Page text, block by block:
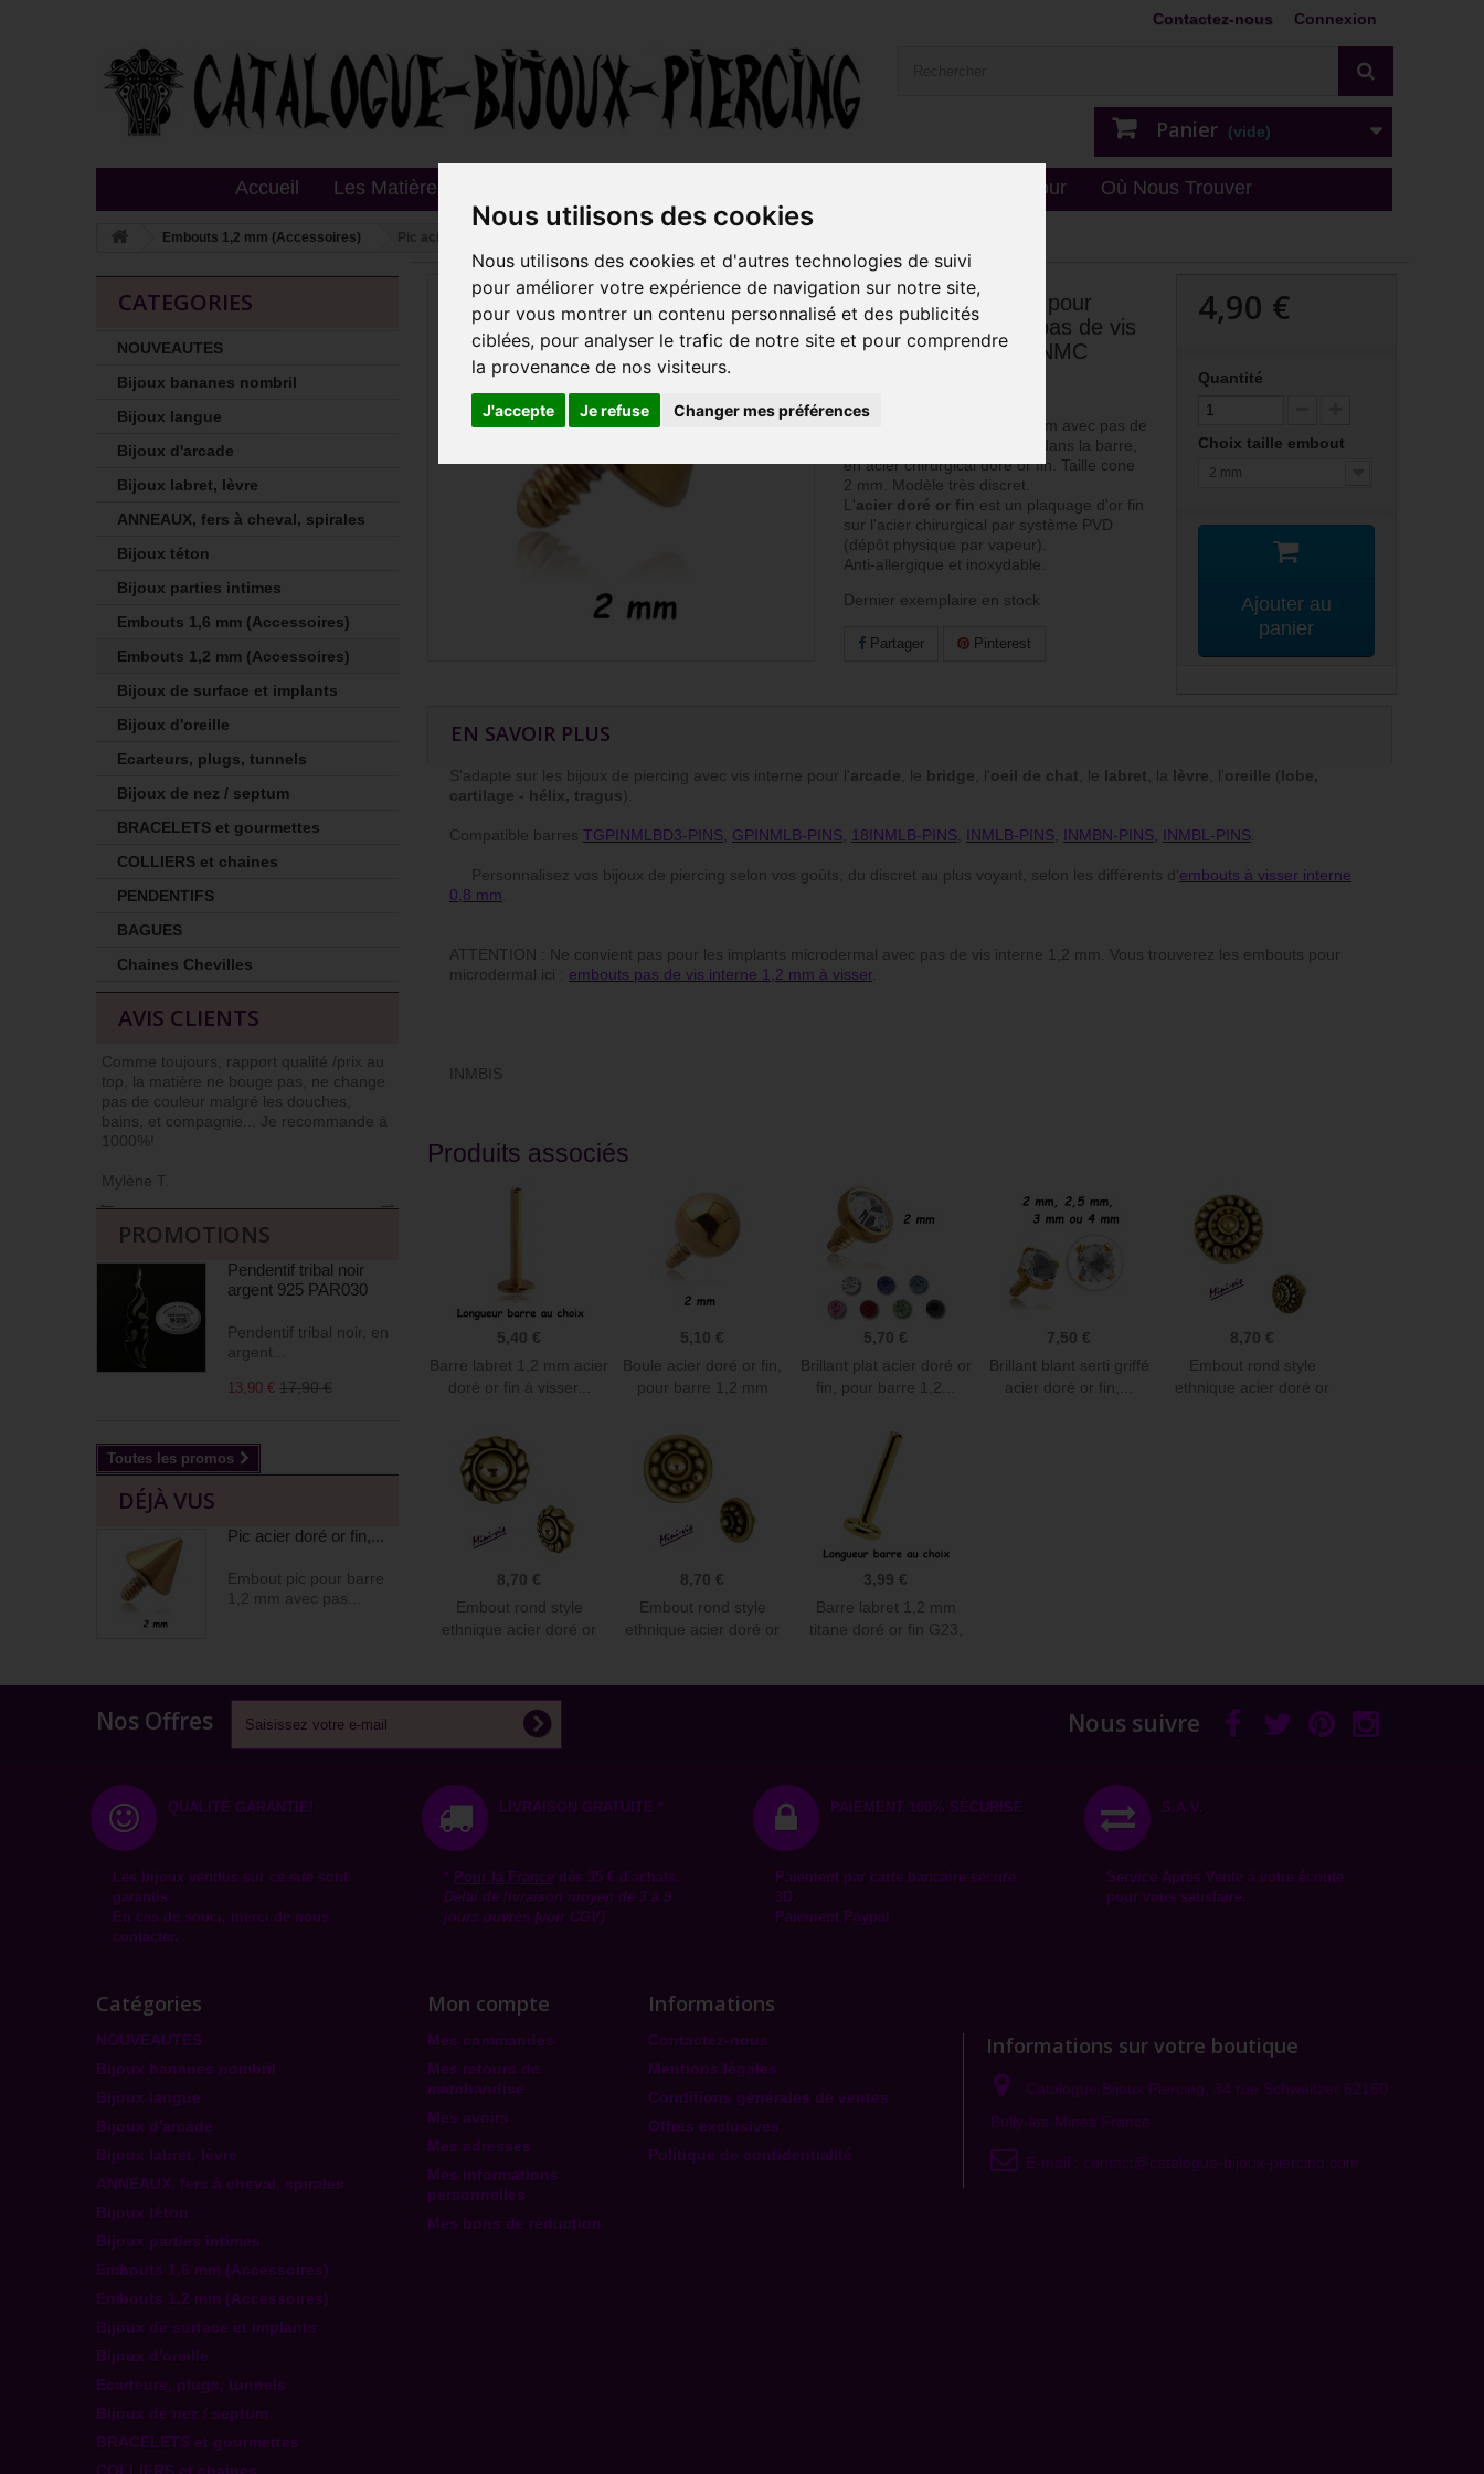
Nous utilisons des cookies
Nous utilisons des cookies et d'autres technologies de suivi
pour améliorer votre expérience de navigation sur notre site,
pour vous montrer un contenu personnalisé et des publicités
ciblées, pour analyser le trafic de notre site et pour comprendre
la provenance de nos visiteurs.
J'accepte Je refuse Changer mes préférences
Connexion
Contactez-nous
Panier (vide)
Accueil Les Matières Livraison - retour Où Nous Trouver
Embouts 1,2 mm (Accessoires) Pic acier doré or fin, pour barre 1,2 mm avec pas de vis interne 0,8 mm GPINMC
CATEGORIES
NOUVEAUTES
Bijoux bananes nombril
Bijoux langue
Bijoux d'arcade
Bijoux labret, lèvre
ANNEAUX, fers à cheval, spirales
Bijoux téton
Bijoux parties intimes
Embouts 1,6 mm (Accessoires)
Embouts 1,2 mm (Accessoires)
Bijoux de surface et implants
Bijoux d'oreille
Ecarteurs, plugs, tunnels
Bijoux de nez / septum
BRACELETS et gourmettes
COLLIERS et chaines
PENDENTIFS
BAGUES
Chaines Chevilles
AVIS CLIENTS
Comme toujours, rapport qualité /prix au
top, la matière ne bouge pas, ne change
pas de couleur malgré les douches,
bains, et compagnie... Je recommande à
1000%!
Mylène T.
car niveau qualité prix c’est au top !
(j’apprécie !)
→
←
PROMOTIONS
Pendentif tribal noir
argent 925 PAR030
Pendentif tribal noir, en
argent...
13,90 € 17,90 €
Toutes les promos
DÉJÀ VUS
Pic acier doré or fin,...
Embout pic pour barre
1,2 mm avec pas...
Pic acier doré or fin, pour
barre 1,2 mm avec pas de vis
interne 0,8 mm GPINMC
Embout pic pour barre 1,2 mm avec pas de
vis interne 0,8 mm, à visser dans la barre,
en acier chirurgical doré or fin. Taille cone
2 mm. Modèle très discret.
L'acier doré or fin est un plaquage d'or fin
sur l'acier chirurgical par système PVD
(dépôt physique par vapeur).
Anti-allergique et inoxydable.
Dernier exemplaire en stock
Partager Pinterest
4,90 €
Quantité
Choix taille embout
2 mm
Ajouter au
panier
EN SAVOIR PLUS
S'adapte sur les bijoux de piercing avec vis interne pour l'arcade , le bridge , l'oeil de chat , le labret , la lèvre , l'oreille (lobe,
cartilage - hélix, tragus).
Compatible barres TGPINMLBD3-PINS GPINMLB-PINS 18INMLB-PINS INMLB-PINS INMBN-PINS INMBL-PINS
Personnalisez vos bijoux de piercing selon vos goûts, du discret au plus voyant, selon les différents d'embouts à visser interne
0,8 mm
ATTENTION : Ne convient pas pour les implants microdermal avec pas de vis interne 1,2 mm. Vous trouverez les embouts pour
microdermal ici : embouts pas de vis interne 1,2 mm à visser
INMBIS
Produits associés
5,40 €
Barre labret 1,2 mm acier
doré or fin à visser...
5,10 €
Boule acier doré or fin,
pour barre 1,2 mm
5,70 €
Brillant plat acier doré or
fin, pour barre 1,2...
7,50 €
Brillant blant serti griffé
acier doré or fin,...
8,70 €
Embout rond style
ethnique acier doré or
8,70 €
Embout rond style
ethnique acier doré or
8,70 €
Embout rond style
ethnique acier doré or
3,99 €
Barre labret 1,2 mm
titane doré or fin G23,
Nos Offres Nous suivre
QUALITÉ GARANTIE!
Les bijoux vendus sur ce site sont
garantis.
En cas de souci, merci de nous
contacter.
LIVRAISON GRATUITE *
* Pour la France dès 35 € d'achats.
Délai de livraison moyen de 3 à 9
jours ouvrés (voir CGV)
PAIEMENT 100% SÉCURISÉ
Paiement par carte bancaire secure
3D.
Paiement Paypal
S.A.V.
Service Après Vente à votre écoute
pour vous satisfaire.
Catégories
NOUVEAUTES
Bijoux bananes nombril
Bijoux langue
Bijoux d'arcade
Bijoux labret, lèvre
ANNEAUX, fers à cheval, spirales
Bijoux téton
Bijoux parties intimes
Embouts 1,6 mm (Accessoires)
Embouts 1,2 mm (Accessoires)
Bijoux de surface et implants
Bijoux d'oreille
Ecarteurs, plugs, tunnels
Bijoux de nez / septum
BRACELETS et gourmettes
Mon compte
Mes commandes
Mes retours de
marchandise
Mes avoirs
Mes adresses
Mes informations
personnelles
Mes bons de réduction
Informations
Contactez-nous
Mentions légales
Conditions générales de ventes
Offres exclusives
Politique de confidentialité
Informations sur votre boutique
Catalogue Bijoux Piercing, 34 rue Schweitzer 62160
Bully-les-Mines France
E-mail : contact@catalogue-bijoux-piercing.com